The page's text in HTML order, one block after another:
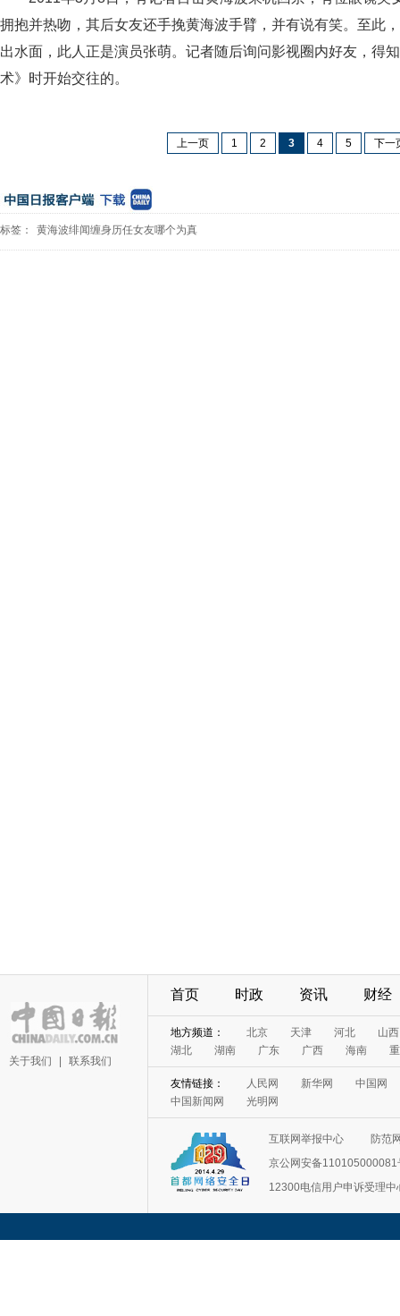
拥抱并热吻，其后女友还手挽黄海波手臂，并有说有笑。至此
出水面，此人正是演员张萌。记者随后询问影视圈内好友，得
术》时开始交往的。
上一页 1 2 3 4 5 下一
标签： 黄海波绯闻缠身历任女友哪个为真
关于我们 联系我们
首页 时政 资讯 财经
地方频道： 北京 天津 河北
山西
湖北
湖南 广东 广西 海南
友情链接： 人民网 新华网
中国网
中国新闻网
光明网
互联网举报中心
防范
京公网安备110105000081
12300电信用户申诉受理中